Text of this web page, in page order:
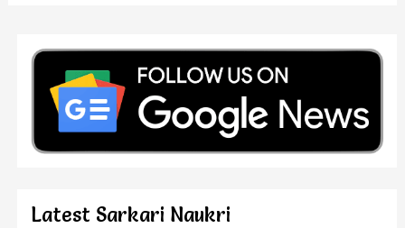
Latest Sarkari Naukri